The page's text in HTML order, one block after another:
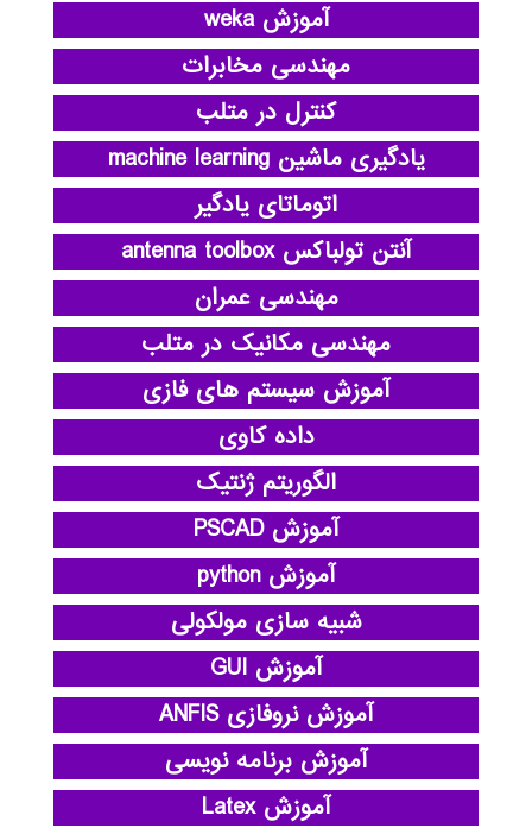
آموزش weka
مهندسی مخابرات
کنترل در متلب
یادگیری ماشین machine learning
اتوماتای یادگیر
آنتن تولباکس antenna toolbox
مهندسی عمران
مهندسی مکانیک در متلب
آموزش سیستم های فازی
داده کاوی
الگوریتم ژنتیک
آموزش PSCAD
آموزش python
شبیه سازی مولکولی
آموزش GUI
آموزش نروفازی ANFIS
آموزش برنامه نویسی
آموزش Latex